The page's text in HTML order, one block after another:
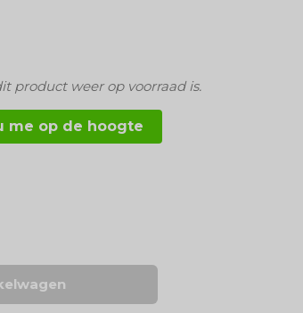
product weer op voorraad is.
me op de hoogte